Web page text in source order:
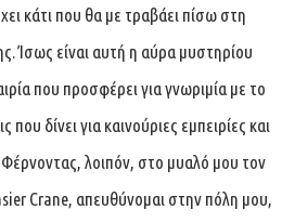
κάτι που θα με τραβάει πίσω στη
Ίσως είναι αυτή η αύρα μυστηρίου
που προσφέρει για γνωριμία με το
που δίνει για καινούριες εμπειρίες και
Φέρνοντας, λοιπόν, στο μυαλό μου τον
Crane, απευθύνομαι στην πόλη μου,